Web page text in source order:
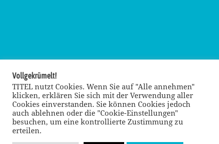
Vollgekrümelt!
TITEL nutzt Cookies. Wenn Sie auf "Alle annehmen"
klicken, erklären Sie sich mit der Verwendung aller
Cookies einverstanden. Sie können Cookies jedoch
auch ablehnen oder die "Cookie-Einstellungen"
besuchen, um eine kontrollierte Zustimmung zu
erteilen.